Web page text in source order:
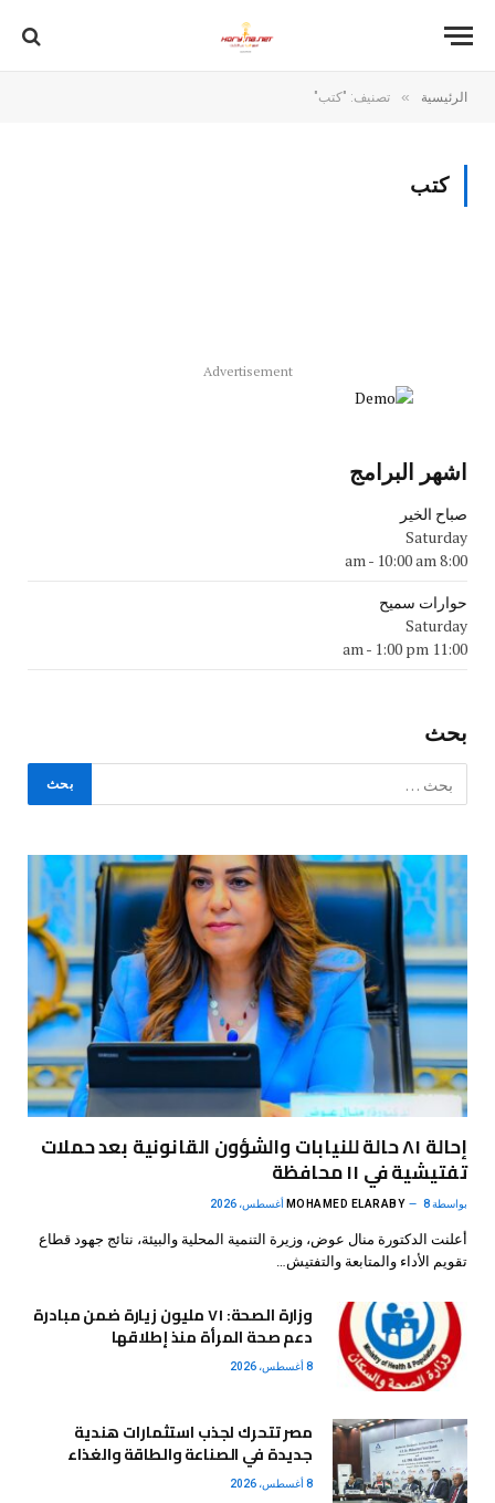
الرئيسية » تصنيف: "كتب"
كتب
Advertisement
اشهر البرامج
صباح الخير
Saturday
8:00 am
- 10:00 am
حوارات سميح
Saturday
11:00 am
- 1:00 pm
بحث
إحالة ٨١ حالة للنيابات والشؤون القانونية بعد حملات
تفتيشية في ١١ محافظة
بواسطة MOHAMED ELARABY 8 أغسطس، 2026
أعلنت الدكتورة منال عوض، وزيرة التنمية المحلية والبيئة، نتائج جهود قطاع
تقويم الأداء والمتابعة والتفتيش…
وزارة الصحة: ٧١ مليون زيارة ضمن مبادرة
دعم صحة المرأة منذ إطلاقها
8 أغسطس، 2026
مصر تتحرك لجذب استثمارات هندية
جديدة في الصناعة والطاقة والغذاء
8 أغسطس، 2026